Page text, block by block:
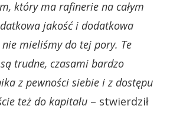
który ma rafinerie na całym
jakość i dodatkowa
mieliśmy do tej pory. Te
trudne, czasami bardzo
z pewności siebie i z dostępu
też do kapitału – stwierdził